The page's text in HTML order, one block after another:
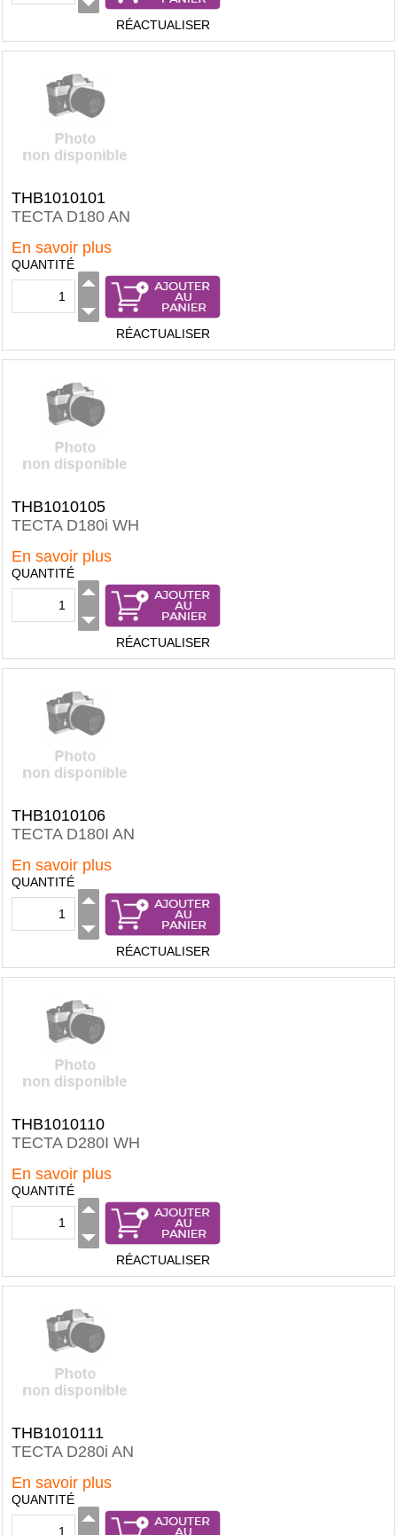
RÉACTUALISER
THB1010101
TECTA D180 AN
En savoir plus
QUANTITÉ
RÉACTUALISER
THB1010105
TECTA D180i WH
En savoir plus
QUANTITÉ
RÉACTUALISER
THB1010106
TECTA D180I AN
En savoir plus
QUANTITÉ
RÉACTUALISER
THB1010110
TECTA D280I WH
En savoir plus
QUANTITÉ
RÉACTUALISER
THB1010111
TECTA D280i AN
En savoir plus
QUANTITÉ